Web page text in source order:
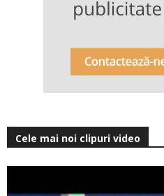
Cele mai noi clipuri video